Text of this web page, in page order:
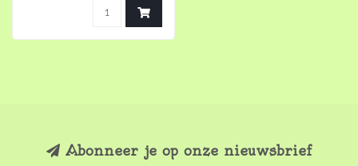
Abonneer je op onze nieuwsbrief